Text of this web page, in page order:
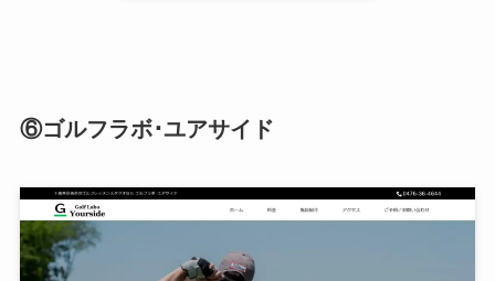
⑥ゴルフラボ･ユアサイド